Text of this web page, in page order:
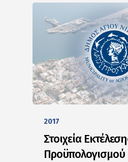
2017
Στοιχεία